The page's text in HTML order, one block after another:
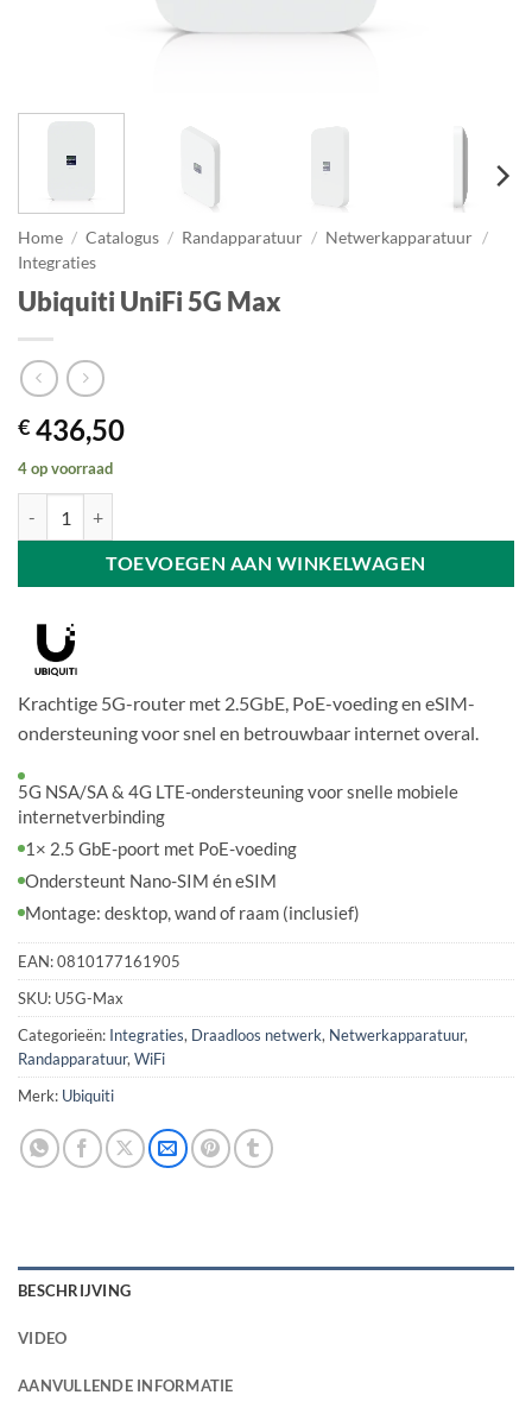
Home / Catalogus / Randapparatuur / Netwerkapparatuur /
Integraties
Ubiquiti UniFi 5G Max
€ 436,50
4 op voorraad
TOEVOEGEN AAN WINKELWAGEN
Krachtige 5G-router met 2.5GbE, PoE-voeding en eSIM-
ondersteuning voor snel en betrouwbaar internet overal.
5G NSA/SA & 4G LTE-ondersteuning voor snelle mobiele
internetverbinding
1× 2.5 GbE-poort met PoE-voeding
Ondersteunt Nano-SIM én eSIM
Montage: desktop, wand of raam (inclusief)
EAN:0810177161905
SKU: U5G-Max
Categorieën: Integraties, Draadloos netwerk, Netwerkapparatuur,
Randapparatuur, WiFi
Merk: Ubiquiti
BESCHRIJVING
VIDEO
AANVULLENDE INFORMATIE